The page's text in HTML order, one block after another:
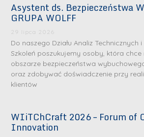
Asystent ds. Bezpieczeństwa
GRUPA WOLFF
29 lipca 2026
Do naszego Działu Analiz Technicznych i
Szkoleń poszukujemy osoby, która chce
obszarze bezpieczeństwa
oraz zdobywać doświadczenie przy
klientów
WIiTChCraft 2026 – Forum of
Innovation